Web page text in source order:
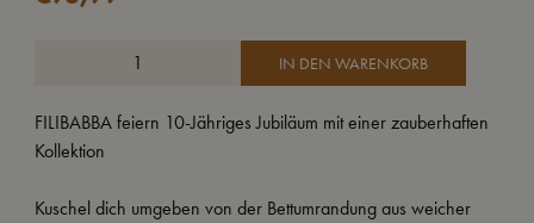
IN DEN WARENKORB
FILIBABBA feiern 10-Jähriges Jubiläum mit einer zauberhaften
Kollektion
Kuschel dich umgeben von der Bettumrandung aus weicher